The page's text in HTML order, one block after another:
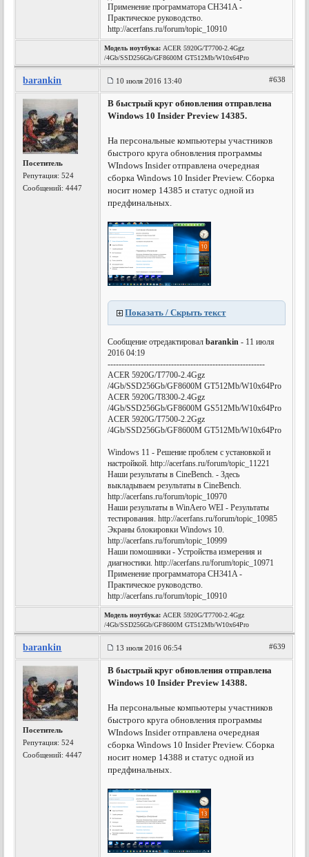
Применение программатора CH341A -
Практическое руководство.
http://acerfans.ru/forum/topic_10910
Модель ноутбука: ACER 5920G/T7700-2.4Ggz
/4Gb/SSD256Gb/GF8600M GT512Mb/W10x64Pro
barankin 10 июля 2016 13:40 #638
Посетитель
Репутация:524
Сообщений: 4447
В быстрый круг обновления отправлена
Windows 10 Insider Preview 14385.
На персональные компьютеры участников
быстрого круга обновления программы
WIndows Insider отправлена очередная
сборка Windows 10 Insider Preview. Сборка
носит номер 14385 и статус одной из
предфинальных.
Показать / Скрыть текст
Сообщение отредактировалbarankin - 11 июля
2016 04:19
---------------------------------------------------------
ACER 5920G/T7700-2.4Ggz
/4Gb/SSD256Gb/GF8600M GT512Mb/W10x64Pro
ACER 5920G/T8300-2.4Ggz
/4Gb/SSD256Gb/GF8600M GS512Mb/W10x64Pro
ACER 5920G/T7500-2.2Ggz
/4Gb/SSD256Gb/GF8600M GT512Mb/W10x64Pro
Windows 11 - Решение проблем с установкой и
настройкой. http://acerfans.ru/forum/topic_11221
Наши результаты в CineBench. - Здесь
выкладываем результаты в CineBench.
http://acerfans.ru/forum/topic_10970
Наши результаты в WinAero WEI - Результаты
тестирования. http://acerfans.ru/forum/topic_10985
Экраны блокировки Windows 10.
http://acerfans.ru/forum/topic_10999
Наши помошники - Устройства измерения и
диагностики. http://acerfans.ru/forum/topic_10971
Применение программатора CH341A -
Практическое руководство.
http://acerfans.ru/forum/topic_10910
Модель ноутбука: ACER 5920G/T7700-2.4Ggz
/4Gb/SSD256Gb/GF8600M GT512Mb/W10x64Pro
barankin 13 июля 2016 06:54 #639
Посетитель
Репутация:524
Сообщений: 4447
В быстрый круг обновления отправлена
Windows 10 Insider Preview 14388.
На персональные компьютеры участников
быстрого круга обновления программы
WIndows Insider отправлена очередная
сборка Windows 10 Insider Preview. Сборка
носит номер 14388 и статус одной из
предфинальных.